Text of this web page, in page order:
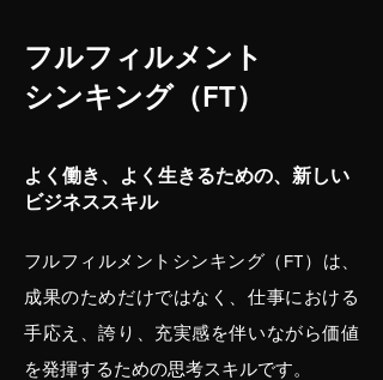
フルフィルメント
シンキング（FT）
よく働き、よく生きるための、新しい
ビジネススキル
フルフィルメントシンキング（FT）は、
成果のためだけではなく、仕事における
手応え、誇り、充実感を伴いながら価値
を発揮するための思考スキルです。